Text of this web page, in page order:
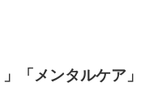
「メンタルケア」